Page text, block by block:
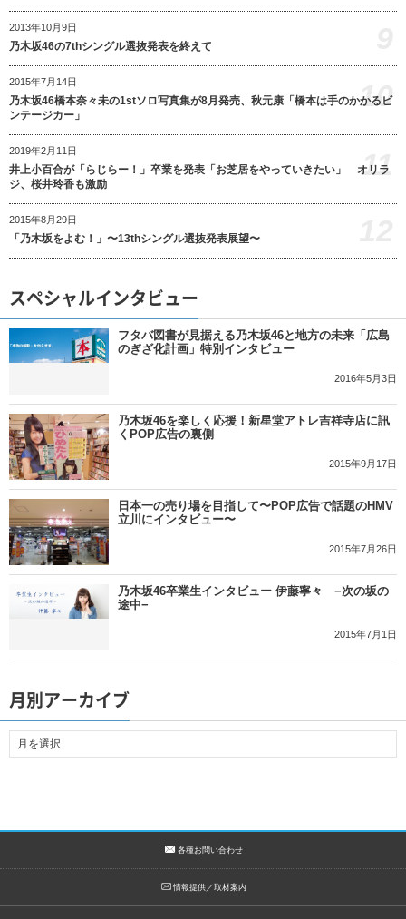
2013年10月9日
乃木坂46の7thシングル選抜発表を終えて
2015年7月14日
乃木坂46橋本奈々未の1stソロ写真集が8月発売、秋元康「橋本は手のかかるビ
ンテージカー」
10
2019年2月11日
井上小百合が「らじらー！」卒業を発表「お芝居をやっていきたい」 オリラ
ジ、桜井玲香も激励
11
2015年8月29日
「乃木坂をよむ！」〜13thシングル選抜発表展望〜
スペシャルインタビュー
フタバ図書が見据える乃木坂46と地方の未来「広島
のぎざ化計画」特別インタビュー
2016年5月3日
乃木坂46を楽しく応援！新星堂アトレ吉祥寺店に訊
くPOP広告の裏側
2015年9月17日
日本一の売り場を目指して〜POP広告で話題のHMV
立川にインタビュー〜
2015年7月26日
乃木坂46卒業生インタビュー 伊藤寧々 −次の坂の
途中−
2015年7月1日
月別アーカイブ
各種お問い合わせ
情報提供／取材案内